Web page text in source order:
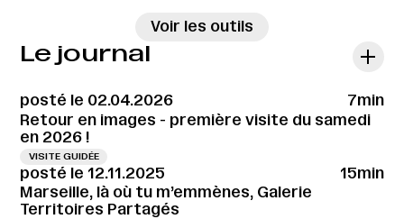
Voir les outils
Le journal
posté le 02.04.2026
7min
Retour en images - première visite du samedi
en 2026 !
VISITE GUIDÉE
posté le 12.11.2025
15min
Marseille, là où tu m’emmènes, Galerie
Territoires Partagés